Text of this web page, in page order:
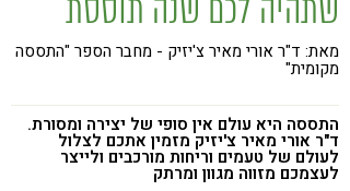
אירועים
שינוי תזונתי
גישות בתזונה
דיאטה
ניקוי רעלים
מזונות על
ילדים
תזונה וספורט
הפרעות קשב & ריכוז
אכילה רגשית
שתהיה לכם שנה תוססת
מאת: ד"ר אורי מאיר צ'יזיק - מחבר הספר "התססה
מקומית"
התססה היא עולם אין סופי של יצירה ומסורת.
ד"ר אורי מאיר צ'יזיק מזמין אתכם לצלול
לעולם של טעמים וריחות מורכבים ולייצר
לעצמכם מזווה מגוון ומרתק